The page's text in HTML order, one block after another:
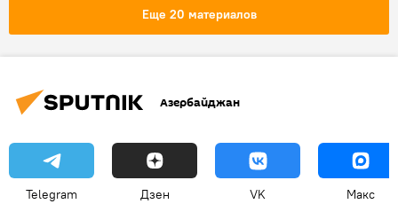
Еще 20 материалов
Азербайджан
Telegram Дзен VK Макс